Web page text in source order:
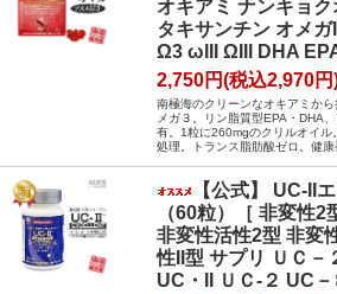
オキアミ ナンキョ
タキサンチン オメ
Ω3 ωIII ΩIII DHA
2,750円(税込2,970円
南極海のクリーンなオキアミか
メガ３。リン脂質型EPA・DHA
有。1粒に260mgのクリルオイル
処理。トランス脂肪酸ゼロ。健康
【公式】 UC-II
（60粒）［ 非変性2
非変性活性2型 非変
性II型 サプリ ＵＣ－
UC・II ＵＣ-２ UC－